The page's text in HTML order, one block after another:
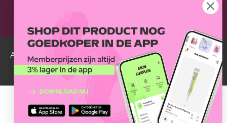
Alle Luxplus ledenprijzen zijn weergegeven in vergelijking
met de normale prijzen.